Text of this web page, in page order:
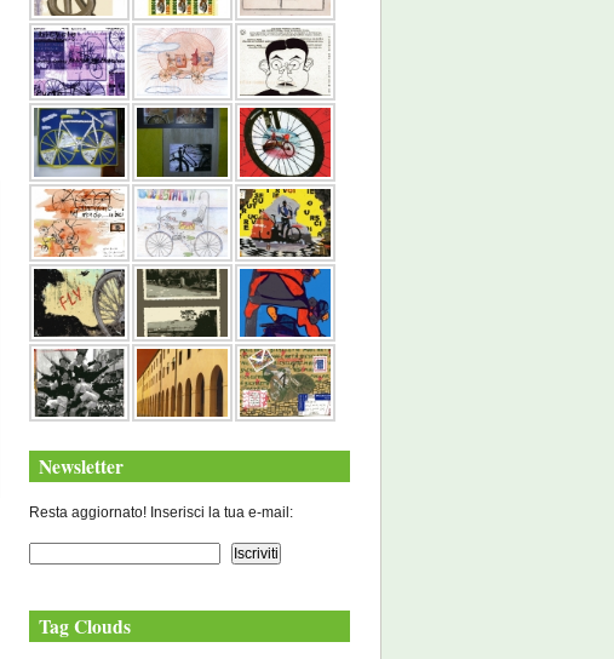
Newsletter
Resta aggiornato! Inserisci la tua e-mail:
Tag Clouds